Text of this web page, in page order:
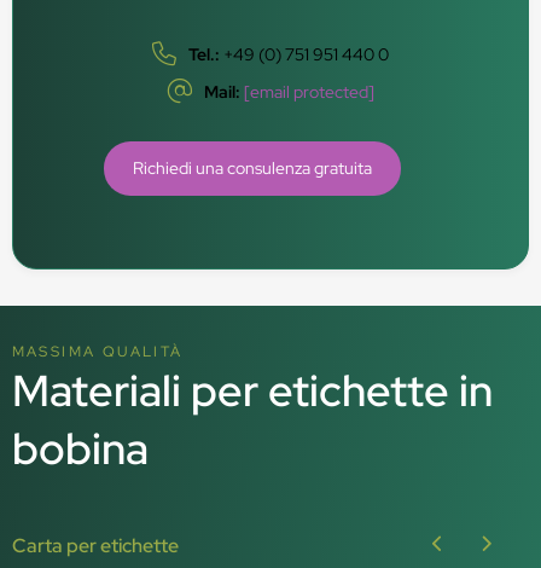
Tel.: +49 (0) 751 951 440 0
Mail: [email protected]
Richiedi una consulenza gratuita
MASSIMA QUALITÀ
Materiali per etichette in
bobina
Carta per etichette